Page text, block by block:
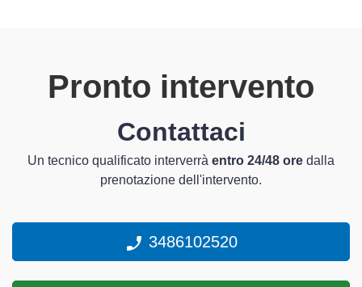
Pronto intervento
Contattaci
Un tecnico qualificato interverrà entro 24/48 ore dalla
prenotazione dell'intervento.
3486102520